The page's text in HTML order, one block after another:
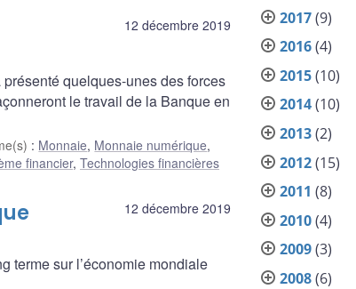
12 décembre 2019
quelques-unes des forces
le travail de la Banque en
: Monnaie, Monnaie numérique,
financier, Technologies financières
12 décembre 2019
terme sur l’économie mondiale
2017(9)
2016(4)
2015(10)
2014(10)
2013(2)
2012(15)
2011 (8)
2010(4)
2009(3)
2008(6)